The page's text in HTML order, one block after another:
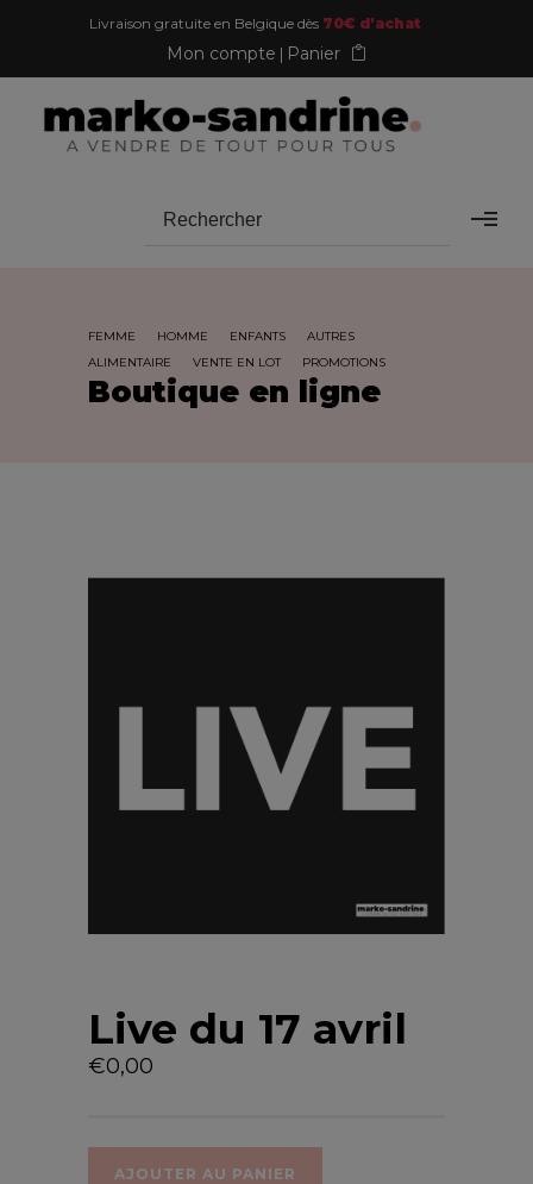
Livraison gratuite en Belgique dès 70€ d'achat
Mon compte Panier
FEMME HOMME ENFANTS
AUTRES
ALIMENTAIRE
VENTE EN LOT PROMOTIONS
Boutique en ligne
Live du 17 avril
€0,00
AJOUTER AU PANIER